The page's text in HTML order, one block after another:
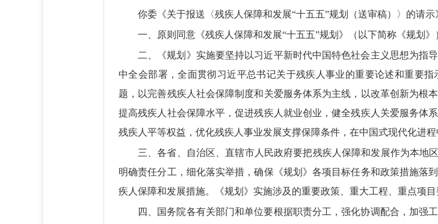
你委《关于报送〈残疾人保障和发展“十五五”规划（送审稿）〉的请
一、原则同意《残疾人保障和发展“十五五”规划》（以下简称《规划》
二、《规划》实施要坚持以习近平新时代中国特色社会主义思想为指
中全会部署，全面贯彻习近平总书记关于残疾人事业的重要论述和重要
题，以完善残疾人社会保障制度和关爱服务体系为主线，以改革创新为根
提高残疾人社会保障水平，促进残疾人就业创业，健全残疾人关爱服务体
残疾人平等权益，优化残疾人事业发展支撑保障条件，在中国式现代化进
三、各省、自治区、直辖市人民政府要把残疾人保障和发展作为本地
明确责任分工，细化落实举措，确保《规划》各项目标任务和政策措施落
疾人保障和发展措施。《规划》实施涉及的重要政策、重大工程、重点项目
四、国务院各有关部门和单位要根据职责分工，强化协调配合，加强